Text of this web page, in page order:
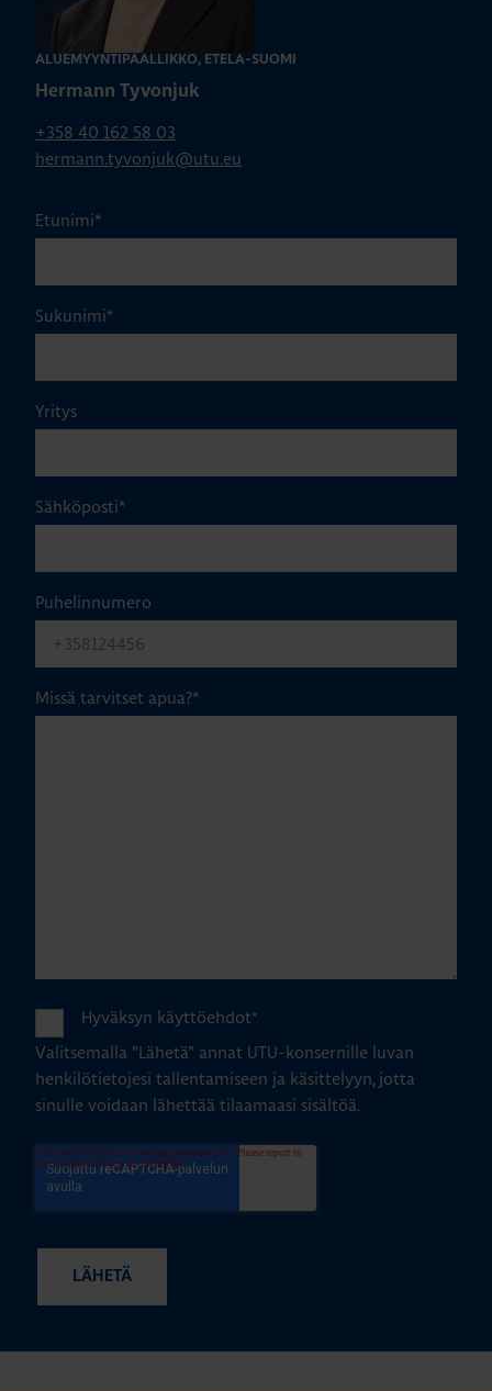
ALUEMYYNTIPÄÄLLIKKÖ, ETELÄ-SUOMI
Hermann Tyvonjuk
+358 40 162 58 03
hermann.tyvonjuk@utu.eu
Etunimi*
Sukunimi*
Yritys
Sähköposti*
Puhelinnumero
Missä tarvitset apua?*
Hyväksyn käyttöehdot*
Valitsemalla "Lähetä" annat UTU-konsernille luvan
henkilötietojesi tallentamiseen ja käsittelyyn, jotta
sinulle voidaan lähettää tilaamaasi sisältöä.